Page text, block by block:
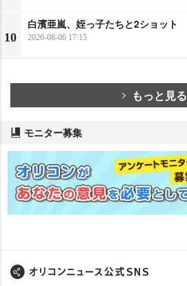
10
白濱亜嵐、姪っ子たちと2ショット
2026-08-06 17:15
もっと見る
モニター募集